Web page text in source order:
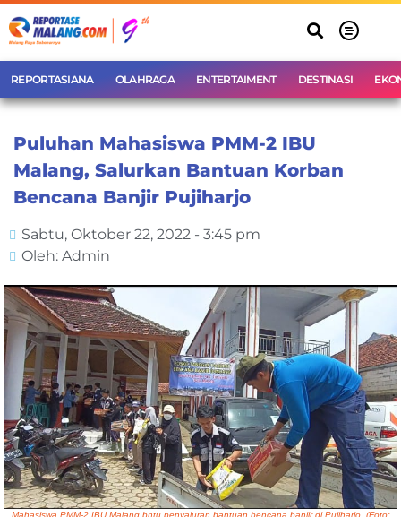
REPORTASIANA OLAHRAGA ENTERTAIMENT DESTINASI
Puluhan Mahasiswa PMM-2 IBU
Malang, Salurkan Bantuan Korban
Bencana Banjir Pujiharjo
Sabtu, Oktober 22, 2022 - 3:45 pm
Oleh: Admin
Mahasiswa PMM-2 IBU Malang bntu penyaluran bantuan bencana banjir di Pujiharjo. (Foto: